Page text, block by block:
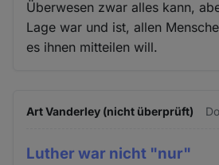
Überwesen zwar alles kann,
Lage war und ist, allen
es ihnen mitteilen will.
Art Vanderley (nicht überprüft)
Luther war nicht "nur"